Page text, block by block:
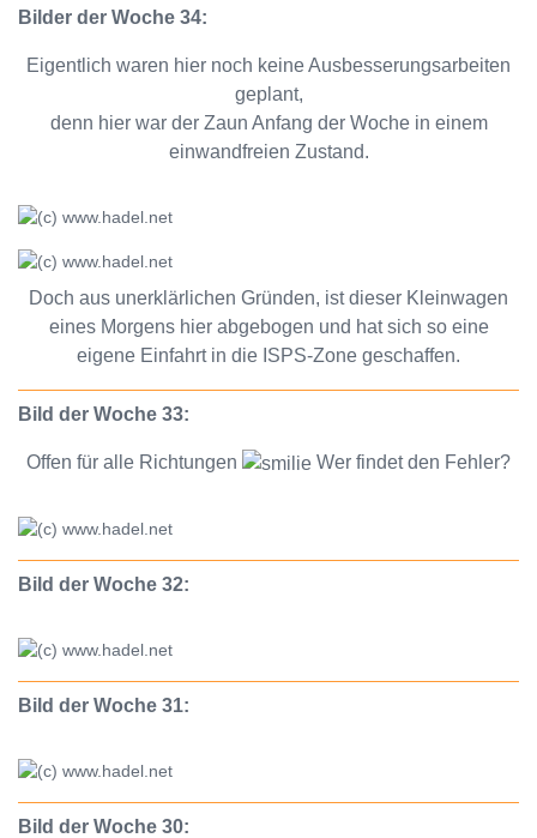
Bilder der Woche 34:
Eigentlich waren hier noch keine Ausbesserungsarbeiten
geplant,
denn hier war der Zaun Anfang der Woche in einem
einwandfreien Zustand.
Doch aus unerklärlichen Gründen, ist dieser Kleinwagen
eines Morgens hier abgebogen und hat sich so eine
eigene Einfahrt in die ISPS-Zone geschaffen.
Bild der Woche 33:
Offen für alle Richtungen Wer findet den Fehler?
Bild der Woche 32:
Bild der Woche 31:
Bild der Woche 30: